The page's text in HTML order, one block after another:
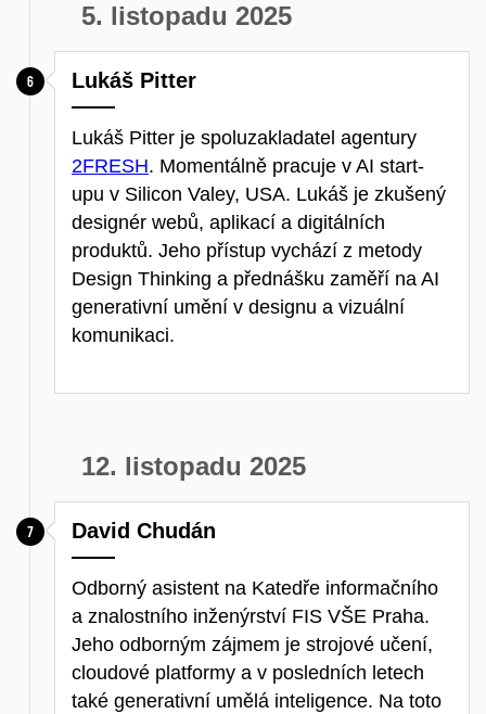
5. listopadu 2025
Lukáš Pitter
Lukáš Pitter je spoluzakladatel agentury
2FRESH. Momentálně pracuje v AI start-
upu v Silicon Valey, USA. Lukáš je zkušený
designér webů, aplikací a digitálních
produktů. Jeho přístup vychází z metody
Design Thinking a přednášku zaměří na AI
generativní umění v designu a vizuální
komunikaci.
12. listopadu 2025
David Chudán
Odborný asistent na Katedře informačního
a znalostního inženýrství FIS VŠE Praha.
Jeho odborným zájmem je strojové učení,
cloudové platformy a v posledních letech
také generativní umělá inteligence. Na toto